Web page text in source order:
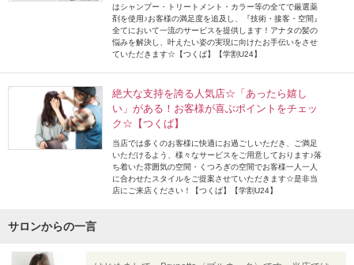
はシャンプー・トリートメント・カラー等の全てで厳選薬
剤を使用♪お客様の満足度を追及し、『技術・接客・空間』
全てにおいて一流のサービスを提供します！アナタの髪の
悩みを解決し、叶えたい姿の実現に向けたお手伝いをさせ
ていただきます☆【つくば】【学割U24】
絶大な支持を誇る人気店☆「あったら嬉し
い」がある！お客様が喜ぶポイントをチェッ
ク☆【つくば】
当店では多くのお客様に快適にお過ごしいただき、ご満足
いただけるよう、様々なサービスをご用意しております♪落
ち着いた雰囲気の空間・くつろぎの空間でお客様一人一人
に合わせたスタイルをご提案させていただきます☆是非当
店にご来店ください！【つくば】【学割U24】
サロンからの一言